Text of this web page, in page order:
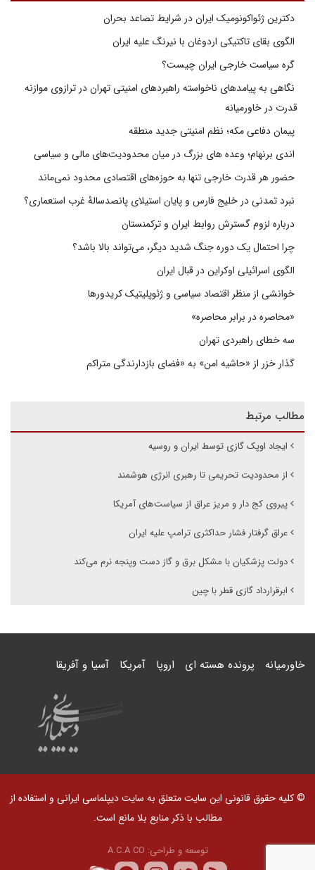
دکترین ژئواکونومیک ایران در شرایط تصاعد بحران
الگوی بقای تاکتیکی اردوغان با نیرنگ علیه ایران
گره سیاست خارجی ایران چیست؟
نگاهی به پیامدهای ناخواسته راهبردهای امنیتی تهران در ترازوی موازنه
قدرت در خاورمیانه
پیمان دفاعی مکه؛ نظم امنیتی جدید منطقه
اندی برنهام؛ وعده های بزرگ در میان محدودیت‌های مالی و سیاسی
حضور هر قدرت خارجی تنها به حوزه‌های اقتصادی محدود نمی‌ماند
نبرد تمدنی در خلیج فارس و پایان استیلای پانصدسالۀ غرب استعماری؟
درباره لزوم گسترش روابط ایران و ترکمنستان
چرا احتمال یک دوره جنگ شدید دیگر، می‌تواند بالا باشد؟
الگوی اسرائیلی اوکراین در قبال ایران
خوانشی از منظر اقتصاد سیاسی و ژئوپلیتیک کریدورها
«محاصره در برابر محاصره»
سه خطای راهبردی تهران
گذار خزر از «حاشیه امن» به «فضای بازدارندگی متراکم
مطالب مرتبط
ایجاد اوپک گازی توسط ایران و روسیه
از محدودیت تحریمی تا رهبری انرژی هوشمند
پیروی کج دار و مریز عراق از سیاست‌های آمریکا
عراق گرفتار فشار حداکثری ترامپ علیه ایران
دولت پزشکیان با مشکل برق و گاز دست وپنجه نرم می‌کند
ابرقرارداد گازی قطر با چین
خاورمیانه پرونده هسته ای اروپا آمریکا آسیا و آفریقا
© کلیه حقوق قانونی این سایت متعلق به سایت دیپلماسی ایرانی و استفاده از
مطالب با ذکر منابع بلا مانع است.
توسعه و طراحی: A.C.A CO